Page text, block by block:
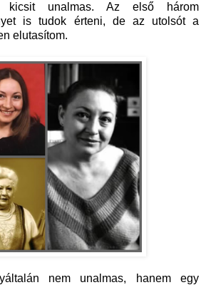
kicsit unalmas. Az első három
is tudok érteni, de az utolsót a
elutasítom.
nem unalmas, hanem egy